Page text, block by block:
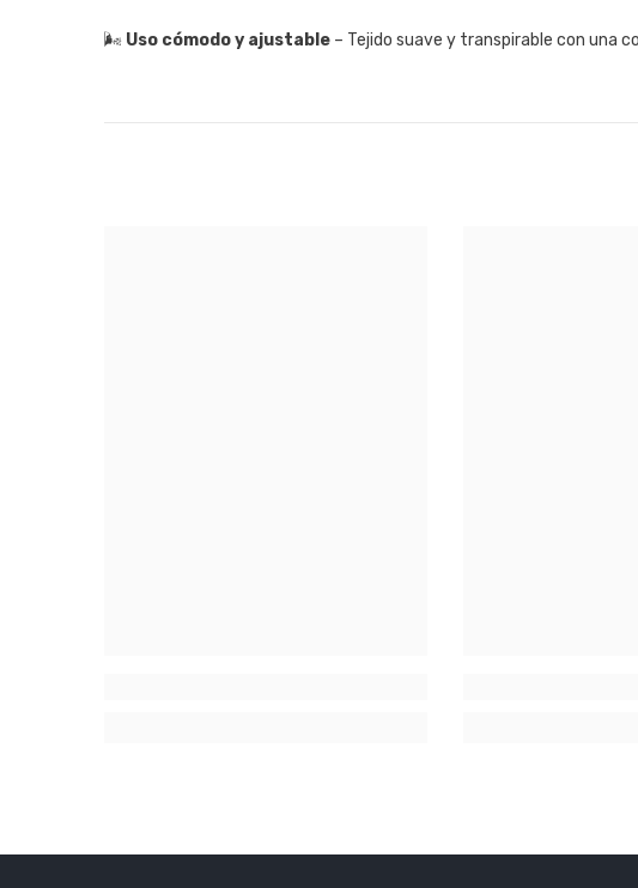
🌬️ Uso cómodo y ajustable – Tejido suave y transpirable con una